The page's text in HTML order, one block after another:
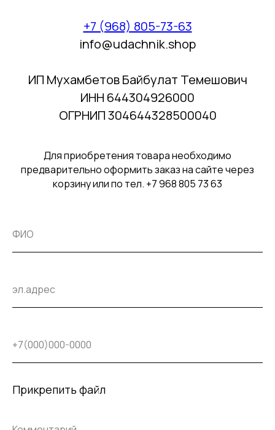
+7 (968) 805-73-63
info@udachnik.shop
ИП Мухамбетов Байбулат Темешович
ИНН 644304926000
ОГРНИП 304644328500040
Для приобретения товара необходимо
предварительно оформить заказ на сайте через
корзину или по тел. +7 968 805 73 63
Прикрепить файл